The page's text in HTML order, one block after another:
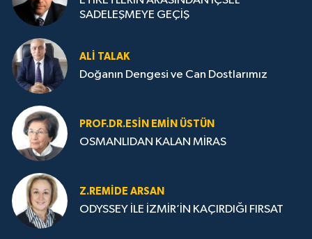
SADELEŞMEYE GEÇİŞ
ALI TALAK
Doğanın Dengesi ve Can Dostlarımız
PROF.DR.ESIN EMIN ÜSTÜN
OSMANLIDAN KALAN MİRAS
Z.REMIDE ARSAN
ODYSSEY İLE İZMİR’İN KAÇIRDIĞI FIRSAT